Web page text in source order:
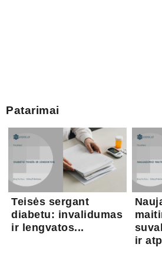
Patarimai
Teisės sergant
diabetu: invalidumas
ir lengvatos...
ir